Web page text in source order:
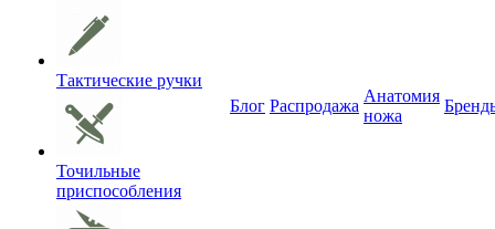
Тактические ручки
Точильные
приспособления
Блог Распродажа
Анатомия
ножа